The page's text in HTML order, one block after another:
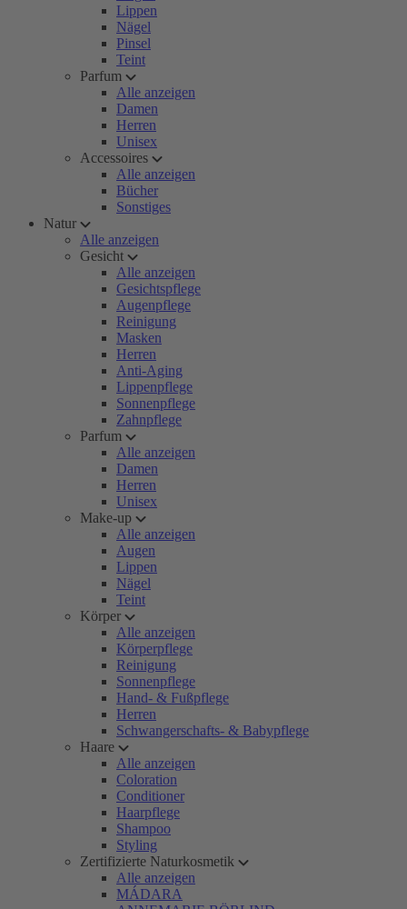
Lippen
Nägel
Pinsel
Teint
Parfum
Alle anzeigen
Damen
Herren
Unisex
Accessoires
Alle anzeigen
Bücher
Sonstiges
Natur
Alle anzeigen
Gesicht
Alle anzeigen
Gesichtspflege
Augenpflege
Reinigung
Masken
Herren
Anti-Aging
Lippenpflege
Sonnenpflege
Zahnpflege
Parfum
Alle anzeigen
Damen
Herren
Unisex
Make-up
Alle anzeigen
Augen
Lippen
Nägel
Teint
Körper
Alle anzeigen
Körperpflege
Reinigung
Sonnenpflege
Hand- & Fußpflege
Herren
Schwangerschafts- & Babypflege
Haare
Alle anzeigen
Coloration
Conditioner
Haarpflege
Shampoo
Styling
Zertifizierte Naturkosmetik
Alle anzeigen
MÁDARA